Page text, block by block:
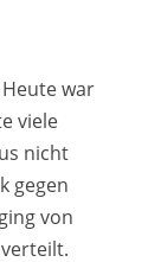
war
viele
nicht
gegen
von